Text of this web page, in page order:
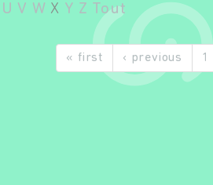
U V W X Y Z Tout
« first ‹ previous 1